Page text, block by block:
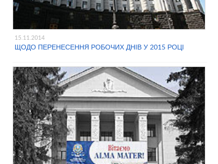
15.11.2014
ЩОДО ПЕРЕНЕСЕННЯ РОБОЧИХ ДНІВ У 2015 РОЦІ